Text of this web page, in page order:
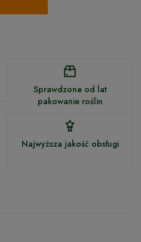
Sprawdzone od lat
pakowanie roślin
Najwyższa jakość obsługi